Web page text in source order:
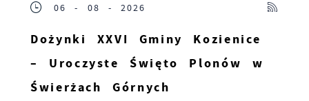
06 - 08 - 2026
Dożynki XXVI Gminy Kozienice
– Uroczyste Święto Plonów w
Świerżach Górnych